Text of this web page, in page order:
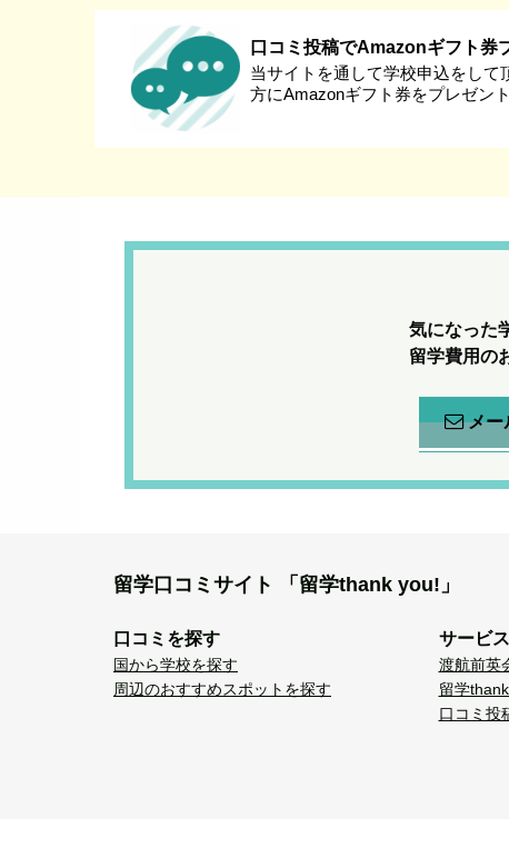
口コミ投稿でAmazonギフト券
当サイトを通して学校申込をして
方にAmazonギフト券をプレゼント
気になった
留学費用の
メー
留学口コミサイト 「留学thank you!」
口コミを探す
国から学校を探す
周辺のおすすめスポットを探す
サービ
渡航前英
留学
口コミ投